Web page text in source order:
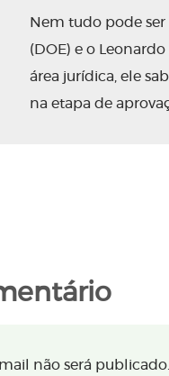
Nem tudo pode
(DOE) e o
área jurídica, ele
na etapa de
não será publicado.